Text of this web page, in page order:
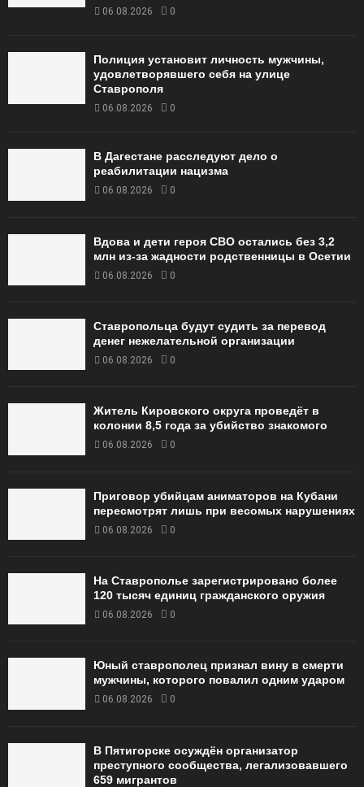
06.08.2026 0
Полиция установит личность мужчины,
удовлетворявшего себя на улице
Ставрополя
06.08.2026 0
В Дагестане расследуют дело о
реабилитации нацизма
06.08.2026 0
Вдова и дети героя СВО остались без 3,2
млн из-за жадности родственницы в Осетии
06.08.2026 0
Ставропольца будут судить за перевод
денег нежелательной организации
06.08.2026 0
Житель Кировского округа проведёт в
колонии 8,5 года за убийство знакомого
06.08.2026 0
Приговор убийцам аниматоров на Кубани
пересмотрят лишь при весомых нарушениях
06.08.2026 0
На Ставрополье зарегистрировано более
120 тысяч единиц гражданского оружия
06.08.2026 0
Юный ставрополец признал вину в смерти
мужчины, которого повалил одним ударом
06.08.2026 0
В Пятигорске осуждён организатор
преступного сообщества, легализовавшего
659 мигрантов